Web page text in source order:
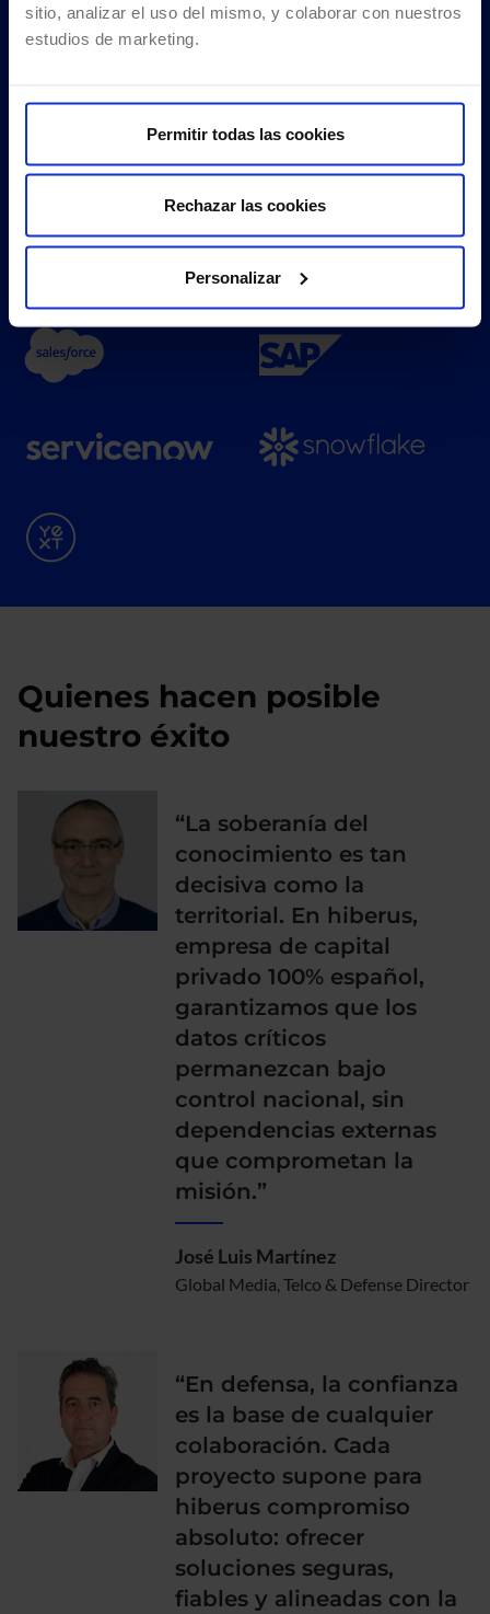
sitio, analizar el uso del mismo, y colaborar con nuestros
estudios de marketing.
Permitir todas las cookies
Personalizar
Rechazar las cookies
Quienes hacen posible
nuestro éxito
“La soberanía del
conocimiento es tan
decisiva como la
territorial. En hiberus,
empresa de capital
privado 100% español,
garantizamos que los
datos críticos
permanezcan bajo
control nacional, sin
dependencias externas
que comprometan la
misión.”
José Luis Martínez
Global Media, Telco & Defense Director
“En defensa, la confianza
es la base de cualquier
colaboración. Cada
proyecto supone para
hiberus compromiso
absoluto: ofrecer
soluciones seguras,
fiables y alineadas con la